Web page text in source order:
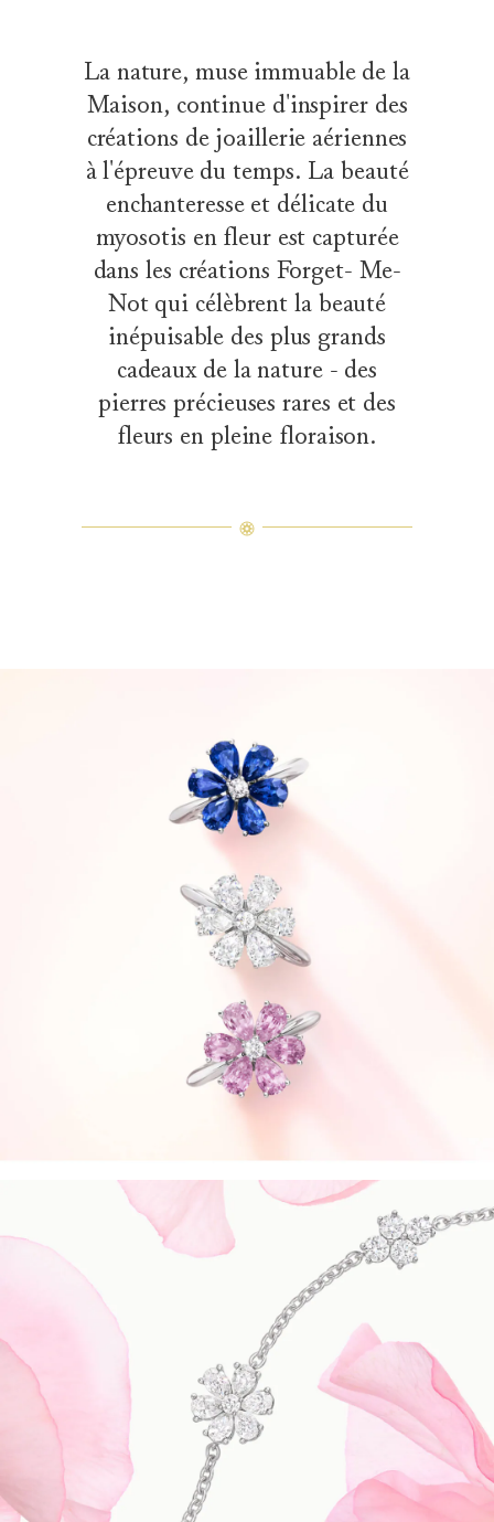
La nature, muse immuable de la
Maison, continue d'inspirer des
créations de joaillerie aériennes
à l'épreuve du temps. La beauté
enchanteresse et délicate du
myosotis en fleur est capturée
dans les créations Forget- Me-
Not qui célèbrent la beauté
inépuisable des plus grands
cadeaux de la nature - des
pierres précieuses rares et des
fleurs en pleine floraison.